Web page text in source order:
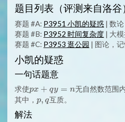
题目列表（评测来自洛谷
赛题 #A: P3951 小凯的疑惑 | 数
赛题 #B: P3952 时间复杂度 | 大
赛题 #C: P3953 逛公园 | 图论，
小凯的疑惑
一句话题意
求使px+qy=n
px + qy = n无自然数范围
其中， p,
p, q互质。
解法